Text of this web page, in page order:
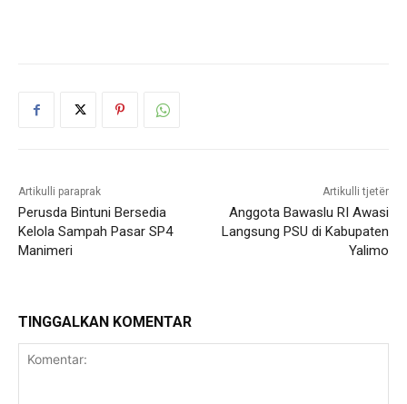
Artikulli paraprak
Perusda Bintuni Bersedia
Kelola Sampah Pasar SP4
Manimeri
Artikulli tjetër
Anggota Bawaslu RI Awasi
Langsung PSU di Kabupaten
Yalimo
TINGGALKAN KOMENTAR